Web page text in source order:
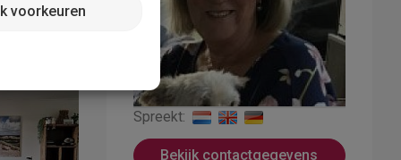
Spreekt:
Bekijk contactgegevens
voorkeuren